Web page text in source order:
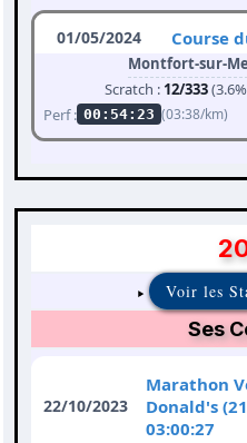
01/05/2024 Course
Montfort-sur-
Scratch : 12/333
Perf : 00:54:23 (03:38/km)
Voir les
Ses
22/10/2023
Marathon
Donald's
03:00:27